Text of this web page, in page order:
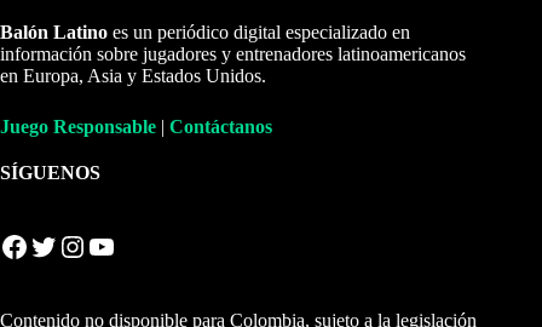
Balón Latino es un periódico digital especializado en
información sobre jugadores y entrenadores latinoamericanos
en Europa, Asia y Estados Unidos.
Juego Responsable | Contáctanos
SÍGUENOS
Facebook Twitter Instagram YouTube
Contenido no disponible para Colombia, sujeto a la legislación